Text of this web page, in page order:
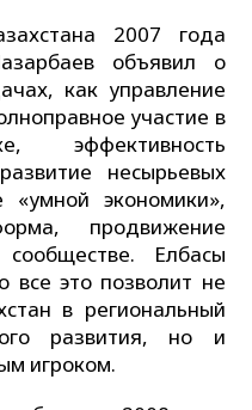
2007 года
объявил о
как управление
участие в
эффективность
несырьевых
«умной экономики»,
продвижение
Елбасы
все это позволит не
в региональный
развития, но и
игроком.